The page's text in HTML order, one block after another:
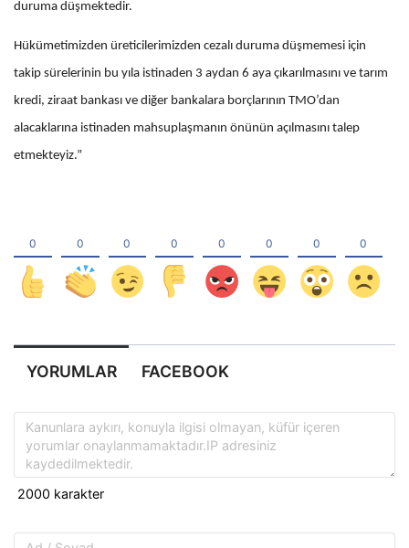
duruma düşmektedir.
Hükümetimizden üreticilerimizden cezalı duruma düşmemesi için
takip sürelerinin bu yıla istinaden 3 aydan 6 aya çıkarılmasını ve tarım
kredi, ziraat bankası ve diğer bankalara borçlarının TMO’dan
alacaklarına istinaden mahsuplaşmanın önünün açılmasını talep
etmekteyiz.”
YORUMLAR FACEBOOK